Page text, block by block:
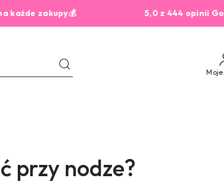
5,0 z 444 opinii Google⭐
przy nodze?